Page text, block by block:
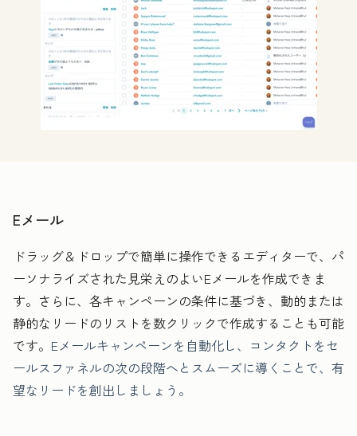
Eメール
ドラッグ＆ドロップで簡単に操作できるエディターで、パ
ーソナライズされた見栄えのよいEメールを作成できま
す。さらに、各キャンペーンの条件に基づき、動的または
静的なリードのリストを数クリックで作成することも可能
です。 Eメールキャンペーンを自動化し、コンタクトをセ
ールスファネルの次の段階へとスムーズに導くことで、有
望なリードを創出しましょう。